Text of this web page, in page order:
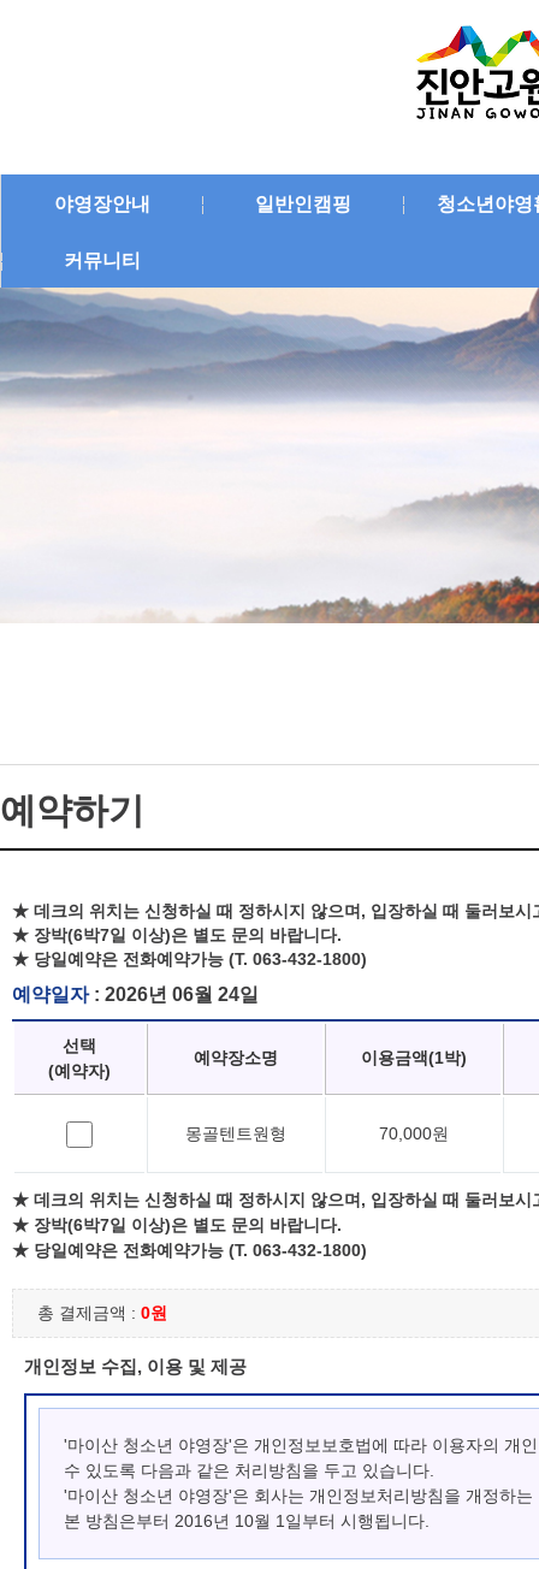
야영장안내 일반인캠핑 청소년야영
커뮤니티
예약하기
★ 데크의 위치는 신청하실 때 정하시지 않으며, 입장하실 때 둘러보시
★ 장박(6박7일 이상)은 별도 문의 바랍니다.
★ 당일예약은 전화예약가능 (T. 063-432-1800)
예약일자: 2026년 06월 24일
선택
(예약자)
예약장소명 이용금액(1박)
몽골텐트원형 70,000원
★ 데크의 위치는 신청하실 때 정하시지 않으며, 입장하실 때 둘러보시
★ 장박(6박7일 이상)은 별도 문의 바랍니다.
★ 당일예약은 전화예약가능 (T. 063-432-1800)
총 결제금액 : 0원
개인정보 수집, 이용 및 제공
'마이산 청소년 야영장'은 개인정보보호법에 따라 이용자의 개
수 있도록 다음과 같은 처리방침을 두고 있습니다.
'마이산 청소년 야영장'은 회사는 개인정보처리방침을 개정하
본 방침은부터 2016년 10월 1일부터 시행됩니다.